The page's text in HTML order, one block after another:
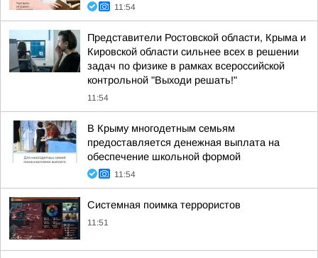
11:54
Представители Ростовской области, Крыма и
Кировской области сильнее всех в решении
задач по физике в рамках всероссийской
контрольной "Выходи решать!"
11:54
В Крыму многодетным семьям
предоставляется денежная выплата на
обеспечение школьной формой
11:54
Системная поимка террористов
11:51